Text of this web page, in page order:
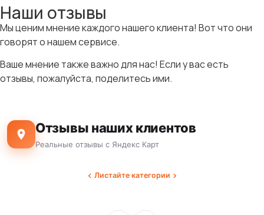
Наши отзывы
Мы ценим мнение каждого нашего клиента! Вот что они
говорят о нашем сервисе.
Ваше мнение также важно для нас! Если у вас есть
отзывы, пожалуйста, поделитесь ими.
Отзывы наших клиентов
Реальные отзывы с Яндекс Карт
Листайте категории